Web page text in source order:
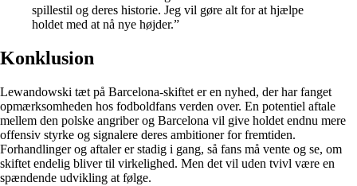
spillestil og deres historie. Jeg vil gøre alt for at hjælpe
holdet med at nå nye højder.”
Konklusion
Lewandowski tæt på Barcelona-skiftet er en nyhed, der har fanget
opmærksomheden hos fodboldfans verden over. En potentiel aftale
mellem den polske angriber og Barcelona vil give holdet endnu mere
offensiv styrke og signalere deres ambitioner for fremtiden.
Forhandlinger og aftaler er stadig i gang, så fans må vente og se, om
skiftet endelig bliver til virkelighed. Men det vil uden tvivl være en
spændende udvikling at følge.